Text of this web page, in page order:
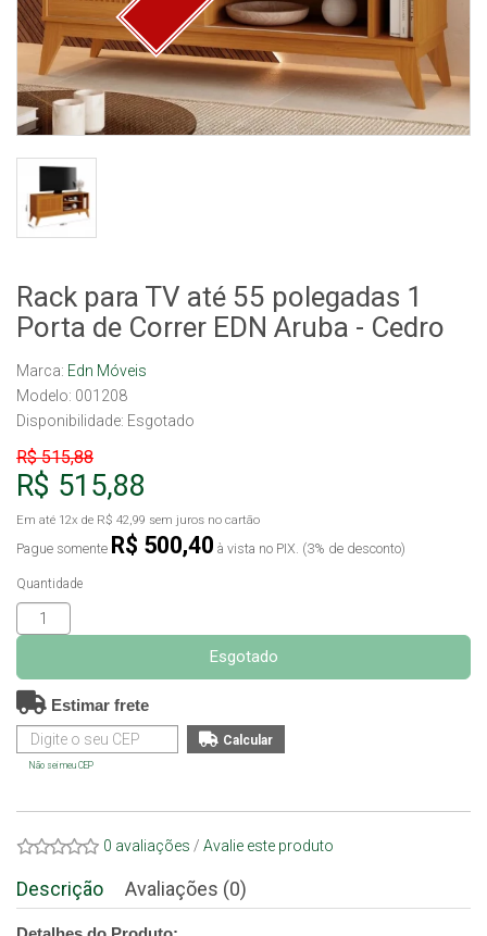
Rack para TV até 55 polegadas 1
Porta de Correr EDN Aruba - Cedro
Marca: Edn Móveis
Modelo: 001208
Disponibilidade: Esgotado
R$ 515,88
R$ 515,88
Em até 12x de R$ 42,99 sem juros no cartão
Pague somente R$ 500,40 à vista no PIX. (3% de desconto)
Quantidade
Esgotado
Estimar frete
Não sei meu CEP
0 avaliações / Avalie este produto
Descrição Avaliações (0)